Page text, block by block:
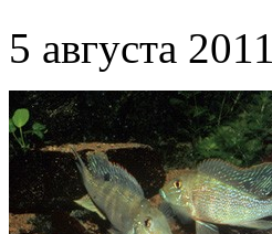
5 августа 2011